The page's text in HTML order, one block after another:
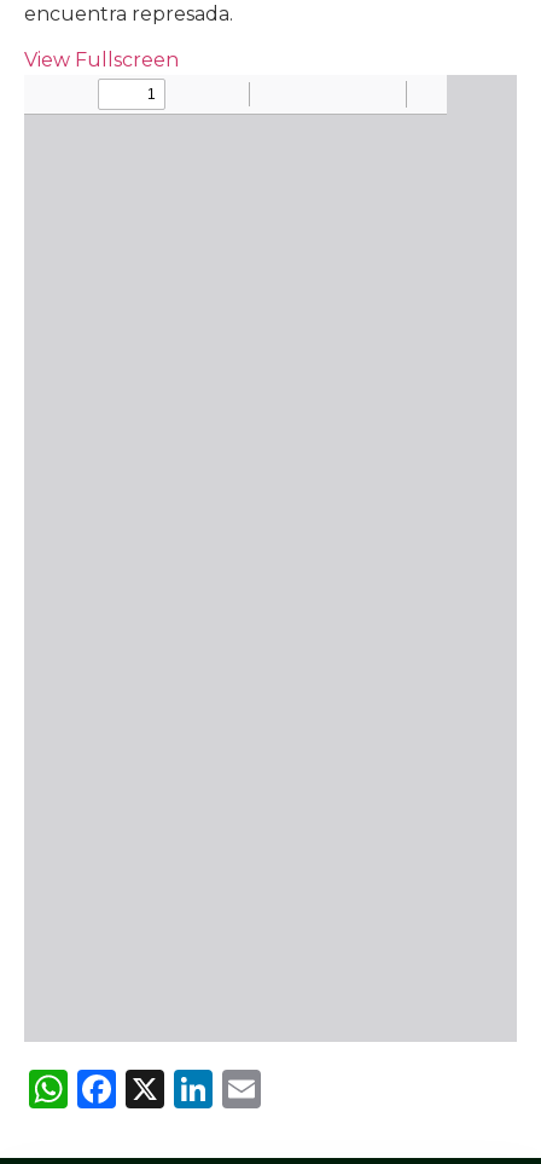
encuentra represada.
View Fullscreen
WhatsApp
Facebook
X LinkedIn